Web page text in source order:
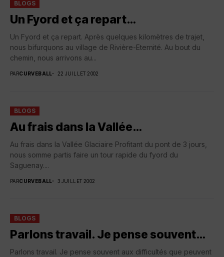
BLOGS
Un Fyord et ça repart…
Un Fyord et ça repart. Après quelques kilomètres de trajet,
nous bifurquons au village de Rivière-Eternité. Au bout du
chemin, nous arrivons au...
PARCURVEBALL 22 JUILLET 2002
BLOGS
Au frais dans la Vallée…
Au frais dans la Vallée Glaciaire Profitant du pont de 3 jours,
nous somme partis faire un tour rapide du fyord du
Saguenay....
PARCURVEBALL 3 JUILLET 2002
BLOGS
Parlons travail. Je pense souvent…
Parlons travail. Je pense souvent aux difficultés que peuvent